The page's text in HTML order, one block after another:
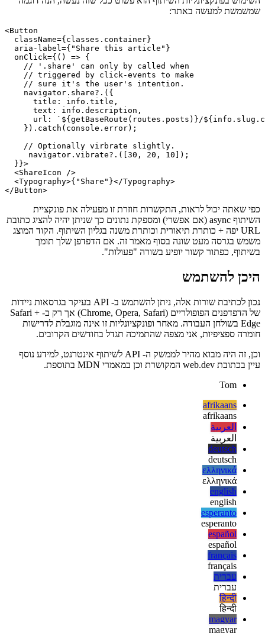
זמן הדגמה!
השימוש בפונקציונליות השיתוף הוא פשוט ככל שזה נעשה, הנה דוגמה
<Button
  className={classes.container}
  aria-label={"Share this article"}
  onClick={() => {
    // '.share' can only by called when
    // triggered by click-events to make
    // sure it's the user's intention.
    navigator.share?.({
      text: info.description,
url: `${getBaseRoute(routes.posts)}/
    }).catch(console.error);
    // Optionally virbrate slightly.
     navigator.vibrate?.([30, 20, 10]);
  }}>
  <ShareIcon />
  <Typography>{"Share"}</Typography>
כפי שאתה יכול לראות, התקשרות חוזרת זו מפעילה את פונקציית
השיתוף async (אם אפשרי) ומספקת נתונים כך שניתן יהיה להציג כתובת
משמש בגרסה מעט שונה בסוף מאמר זה. אם הדפדפן שלך תומך
בשיתוף, כפתור קשור יופיע בשורה "פעולות".
היכן להשתמש
נכון לכתיבת שורות אלה, ניתן להשתמש ב- API בעיקר בגרסאות ניידות
Edge בשולחן העבודה. מאחר ופונקציונליות זו אינה מוגבלת לדרישות
חומרה ספציפיות, אני מצפה שהתמיכה תגדל בחודשים הקרובים.
עיין בכתובת web.dev המקושרת וכן במאמרי MDN בתוספת.
Tom
afrikaans
afrikaans
العربية
العربية
deutsch
deutsch
ελληνικά
ελληνικά
english
english
esperanto
esperanto
español
español
français
français
עברית
עברית